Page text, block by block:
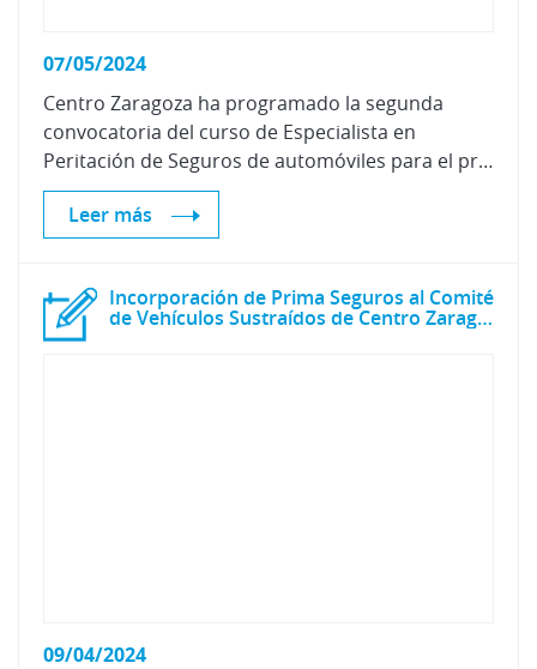
07/05/2024
Centro Zaragoza ha programado la segunda
convocatoria del curso de Especialista en
Peritación de Seguros de automóviles para el próximo mes de junio.
Leer más
Incorporación de Prima Seguros al Comité
de Vehículos Sustraídos de Centro Zaragoza
09/04/2024